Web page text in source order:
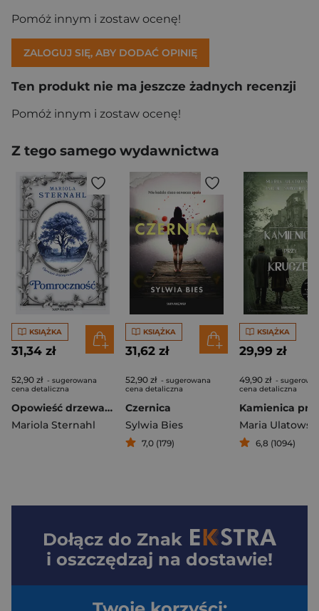
Pomóż innym i zostaw ocenę!
ZALOGUJ SIĘ, ABY DODAĆ OPINIĘ
Ten produkt nie ma jeszcze żadnych recenzji
Pomóż innym i zostaw ocenę!
Z tego samego wydawnictwa
KSIĄŻKA
31,34 zł
52,90 zł - sugerowana
cena detaliczna
Opowieść drzewa orzechowego. Pomroczność
Mariola Sternahl
KSIĄŻKA
31,62 zł
52,90 zł - sugerowana
cena detaliczna
Czernica
Sylwia Bies
7,0 (179)
KSIĄŻKA
29,99 zł
49,90 zł -
cena detaliczna
Maria
6,8 (1094)
Dołącz do Znak
i oszczędzaj na dostawie!